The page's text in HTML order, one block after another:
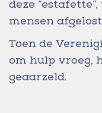
deze
mensen
Toen de
om hulp vroeg,
geaarzeld.